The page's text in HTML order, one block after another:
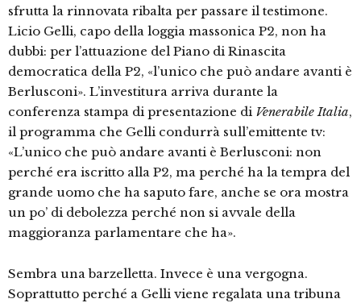
sfrutta la rinnovata ribalta per passare il testimone.
Licio Gelli, capo della loggia massonica P2, non ha
dubbi: per l’attuazione del Piano di Rinascita
democratica della P2, «l’unico che può andare avanti è
Berlusconi». L’investitura arriva durante la
conferenza stampa di presentazione di Venerabile Italia,
il programma che Gelli condurrà sull’emittente tv:
«L’unico che può andare avanti è Berlusconi: non
perché era iscritto alla P2, ma perché ha la tempra del
grande uomo che ha saputo fare, anche se ora mostra
un po’ di debolezza perché non si avvale della
maggioranza parlamentare che ha».
Sembra una barzelletta. Invece è una vergogna.
Soprattutto perché a Gelli viene regalata una tribuna